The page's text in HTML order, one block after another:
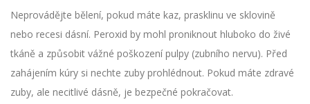
Neprovádějte bělení, pokud máte kaz, prasklinu ve sklovině
nebo recesi dásní. Peroxid by mohl proniknout hluboko do živé
tkáně a způsobit vážné poškození pulpy (zubního nervu). Před
zahájením kúry si nechte zuby prohlédnout. Pokud máte zdravé
zuby, ale necitlivé dásně, je bezpečné pokračovat.